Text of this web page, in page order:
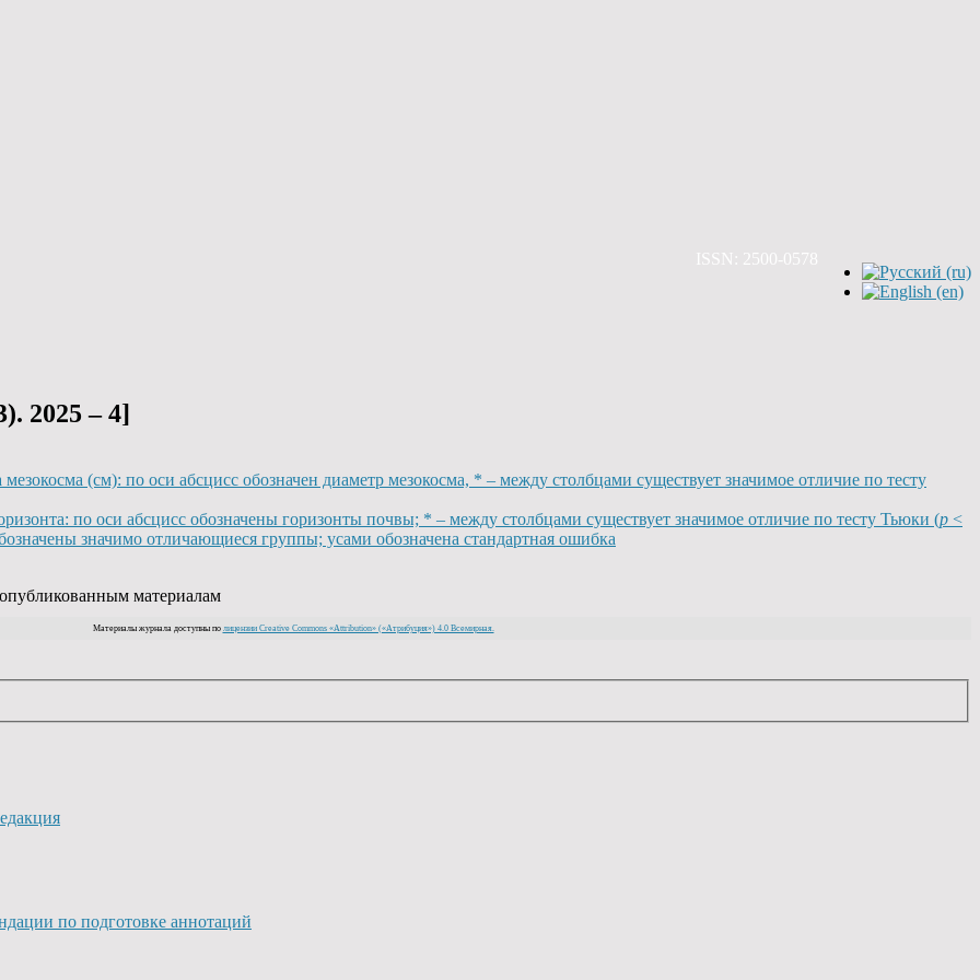
ISSN: 2500-0578
2025 – 4]
(см): по оси абсцисс обозначен диаметр мезокосма, * – между столбцами существует значимое отличие по тесту
по оси абсцисс обозначены горизонты почвы; * – между столбцами существует значимое отличие по тесту Тьюки (p <
значимо отличающиеся группы; усами обозначена стандартная ошибка
материалам
Материалы журнала доступны по лицензии Creative Commons «Attribution» («Атрибуция») 4.0 Всемирная.
по подготовке аннотаций